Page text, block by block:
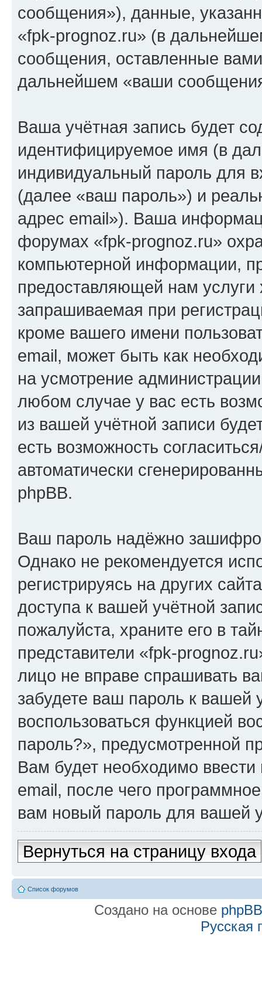
сообщения»), данные,
«fpk-prognoz.ru» (в
сообщения, оставленные
дальнейшем «ваши
Ваша учётная запись будет
идентифицируемое имя (в
индивидуальный пароль для
(далее «ваш пароль») и
адрес email»). Ваша
форумах «fpk-prognoz.ru»
компьютерной информации,
предоставляющей нам
запрашиваемая при
кроме вашего имени
email, может быть как
на усмотрение
любом случае у вас есть
из вашей учётной записи
есть возможность
автоматически
phpBB.
Ваш пароль надёжно
Однако не рекомендуется
регистрируясь на других
доступа к вашей учётной
пожалуйста, храните его в
представители «fpk-
лицо не вправе спрашивать
забудете ваш пароль к вашей
воспользоваться функцией
пароль?», предусмотренной
Вам будет необходимо
email, после чего
вам новый пароль для вашей
Вернуться на страницу входа
Список форумов
Создано на основе phpBB
Русская